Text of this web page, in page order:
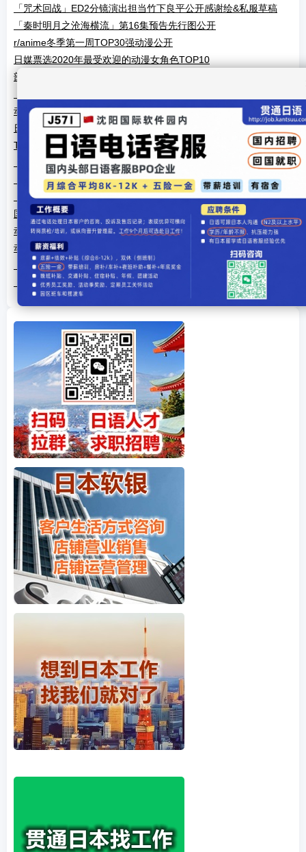
「咒术回战」ED2分镜演出担当竹下良平公开感谢绘&私服草稿
「秦时明月之沧海横流」第16集预告先行图公开
r/anime冬季第一周TOP30强动漫公开
日媒票选2020年最受欢迎的动漫女角色TOP10
部分动漫/漫画官方新年贺图公开
动漫杂志「animage」“最喜欢的动漫人物”最新排名公布
日本网友票选「最可爱的动漫女主」排行榜 小圆夺冠
TV动画「Free!」第一季&第二季 蓝光DVD 发售预告公开
「秦时明月之沧海横流」第九集「言之可信」先导画面公开
「我是大神仙」终极PV发布
「咒术回战」OP封面公开
国产动画「我是大神仙」场景海报图首曝
动画「我是大神仙」定档11月12日
动漫，日本体育成功背后的隐藏因素
「约定的梦幻岛」与U-TREASURE联动手表登场！
「咒术回战」角色公仔上架